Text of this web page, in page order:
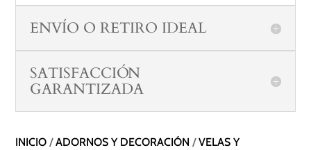
ENVÍO O RETIRO IDEAL
SATISFACCIÓN
GARANTIZADA
INICIO /ADORNOS Y DECORACIÓN /VELAS Y